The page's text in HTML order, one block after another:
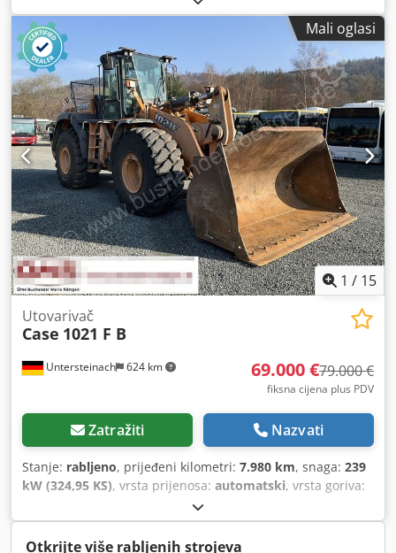
Mali oglasi
1 / 15
Untersteinach 624 km
Utovarivač
Case 1021 F B
69.000 €79.000 €
fiksna cijena plus PDV
Zatražiti Nazvati
Stanje: rabljeno, prijeđeni kilometri: 7.980 km, snaga: 239
kW (324,95 KS), vrsta prijenosa: automatski, vrsta goriva:
, prva registracija:
proizvodnje:2013, Oprema:klima uređaj,
Otkrijte više rabljenih strojeva